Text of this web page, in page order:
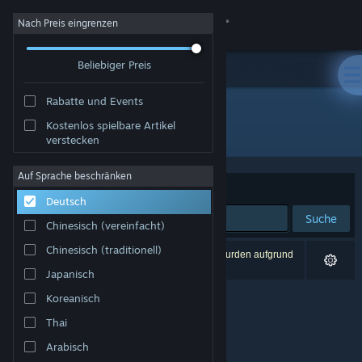
Anmelden
Info
Support
Sprache ändern
Steam-Mobile-App herunterladen
Desktopversion anzeigen
Nach Preis eingrenzen
Beliebiger Preis
Rabatte und Events
Kostenlos spielbare Artikel
verstecken
Auf Sprache beschränken
Deutsch
Chinesisch (vereinfacht)
Chinesisch (traditionell)
Japanisch
Koreanisch
Thai
Arabisch
Entwickler: EF Games
Sortieren nach Relevanz
Suche
0 Ergebnisse entsprechen Ihrer Suche. 2 Titel wurden aufgrund
Ihrer Einstellungen ausgeschlossen.